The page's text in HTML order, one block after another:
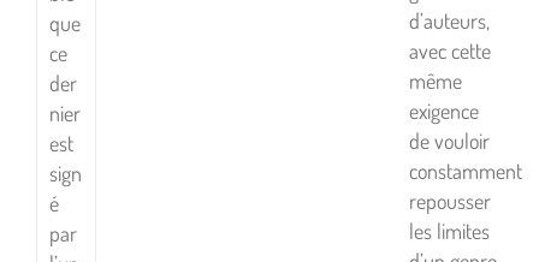
que
ce
der
nier
est
sign
é
par
d’auteurs,
avec cette
même
exigence
de vouloir
constamment
repousser
les limites